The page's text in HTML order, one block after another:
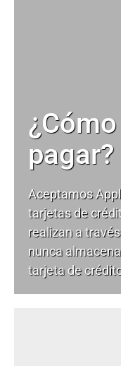
pagar?
Aceptamos
tarjetas de
realizan a
nunca
tarjeta de